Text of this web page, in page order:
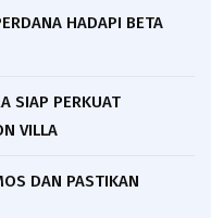
HADAPI BETA
SIAP PERKUAT
VILLA
DAN PASTIKAN